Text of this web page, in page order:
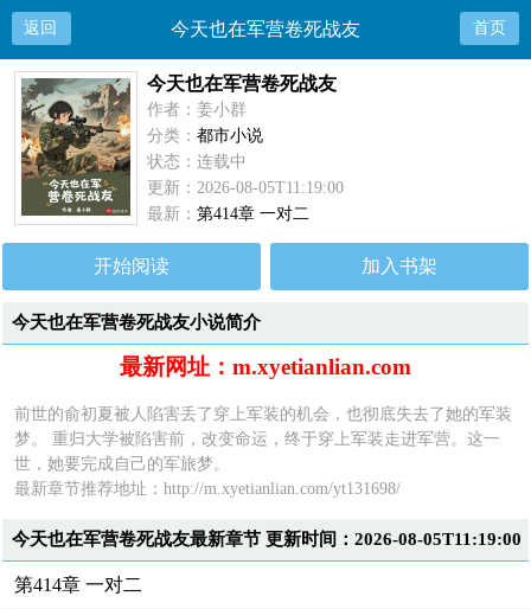
返回 今天也在军营卷死战友 首页
今天也在军营卷死战友
作者：姜小群
分类：都市小说
状态：连载中
更新：2026-08-05T11:19:00
最新：第414章 一对二
开始阅读 加入书架
今天也在军营卷死战友小说简介
最新网址：m.xyetianlian.com
前世的俞初夏被人陷害丢了穿上军装的机会，也彻底失去了她的军装
梦。 重归大学被陷害前，改变命运，终于穿上军装走进军营。这一
世，她要完成自己的军旅梦。
最新章节推荐地址：http://m.xyetianlian.com/yt131698/
今天也在军营卷死战友最新章节 更新时间：2026-08-05T11:19:00
第414章 一对二